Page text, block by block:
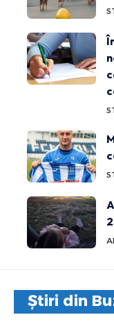
Știri din